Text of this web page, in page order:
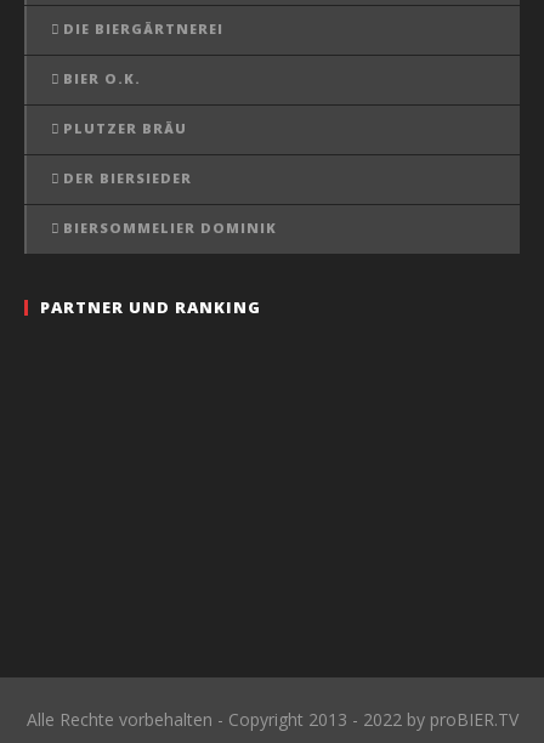
DIE BIERGÄRTNEREI
BIER O.K.
PLUTZER BRÄU
DER BIERSIEDER
BIERSOMMELIER DOMINIK
PARTNER UND RANKING
Alle Rechte vorbehalten - Copyright 2013 - 2022 by proBIER.TV